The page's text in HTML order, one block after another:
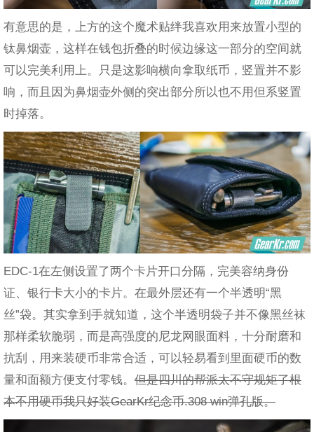
有意思的是，上方的这个魔术贴绊我喜欢用来放置小型的
钛鼻烟壶，这样在钱包折叠的时候边缘这一部分的空间就
可以完美利用上。只是这影响横向拿取纸币，竖置并不影
响，而且因为鼻烟壶外侧的突出部分所以也不用但系竖置
时掉落。
EDC-1在左侧设置了两个卡片开口分隔，完美容纳身份
证、银行卡大小的卡片。在最外层还有一个半透明“黑
丝”袋。其实拿到手就知道，这个半透明袋子并不像黑丝袜
那样柔软脆弱，而是高强度的尼龙网眼面料，十分耐磨和
抗刮，用来装硬币非常合适，可以轻易看到里面硬币的数
量和面额方便支付零钱。 但是四川的帮派太不守规矩了根
本不用硬币我只好装GearKr纪念币.308 win弹孔版。